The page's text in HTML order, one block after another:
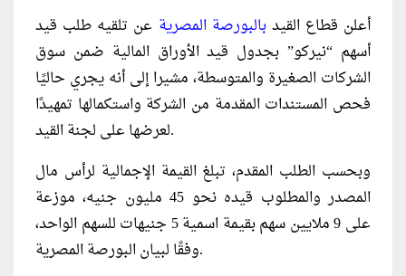
أعلن قطاع القيدبالبورصة المصرية عن تلقيه طلب قيد
أسهم “نيركو” بجدول قيد الأوراق المالية ضمن سوق
الشركات الصغيرة والمتوسطة، مشيرا إلى أنه يجري حاليًا
فحص المستندات المقدمة من الشركة واستكمالها تمهيدًا
لعرضها على لجنة القيد.
وبحسب الطلب المقدم، تبلغ القيمة الإجمالية لرأس مال
المصدر والمطلوب قيده نحو 45 مليون جنيه، موزعة
على 9 ملايين سهم بقيمة اسمية 5 جنيهات للسهم الواحد،
وفقًا لبيان البورصة المصرية.